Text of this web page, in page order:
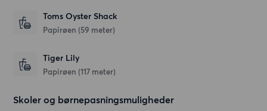
Toms Oyster Shack
Papirøen (59 meter)
Tiger Lily
Papirøen (117 meter)
Skoler og børnepasningsmuligheder